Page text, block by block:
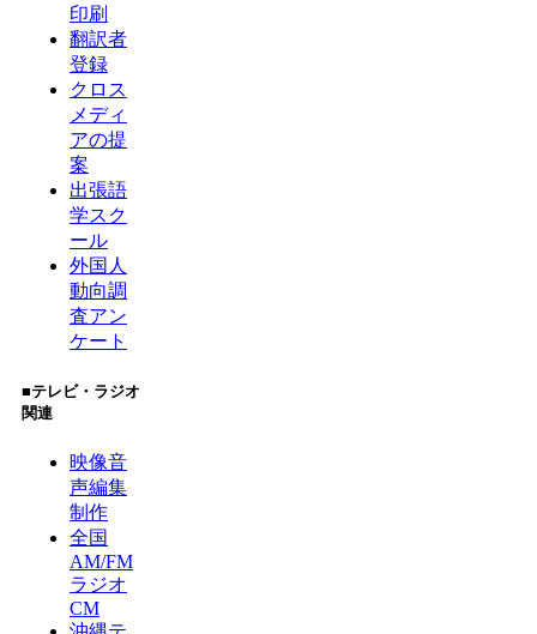
印刷
翻訳者
登録
クロス
メディ
アの提
案
出張語
学スク
ール
外国人
動向調
査アン
ケート
■テレビ・ラジオ
関連
映像音
声編集
制作
全国
AM/FM
ラジオ
CM